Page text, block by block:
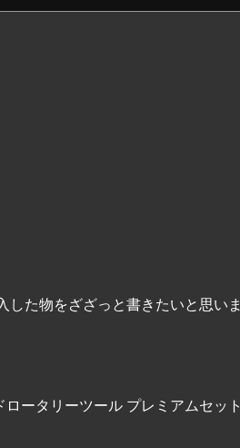
た物をざざっと書きたいと思いま
ータリーツール プレミアムセット